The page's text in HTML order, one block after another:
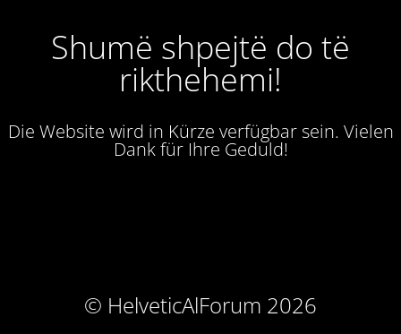
Shumë shpejtë do të
rikthehemi!
Die Website wird in Kürze verfügbar sein. Vielen
Dank für Ihre Geduld!
© HelveticAlForum 2026